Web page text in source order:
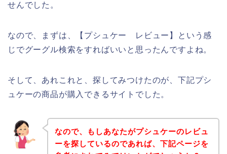
せんでした。
なので、まずは、【プシュケー レビュー】という感
じでグーグル検索をすればいいと思ったんですよね。
そして、あれこれと、探してみつけたのが、下記プシ
ュケーの商品が購入できるサイトでした。
なので、もしあなたがプシュケーのレビュ
ーを探しているのであれば、下記ページを